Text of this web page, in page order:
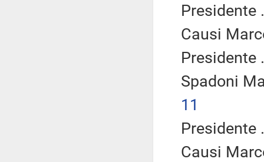
Presidente
Causi
Presidente
Spadoni
11
Presidente
Causi